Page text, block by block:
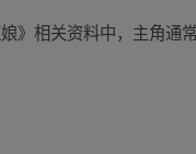
》相关资料中，主角通